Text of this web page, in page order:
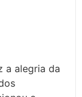
a alegria da